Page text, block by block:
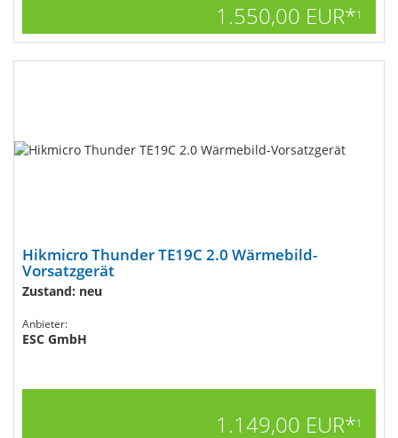
1.550,00 EUR*1
Hikmicro Thunder TE19C 2.0 Wärmebild-
Vorsatzgerät
Zustand: neu
Anbieter:
ESC GmbH
1.149,00 EUR*1